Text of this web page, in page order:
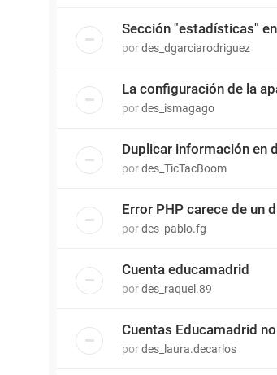
Sección "estadísticas"
pordes_dgarciarodriguez
La configuración de la
pordes_ismagago
Duplicar información en
pordes_TicTacBoom
Error PHP carece de un
pordes_pablo.fg
Cuenta educamadrid
pordes_raquel.89
Cuentas Educamadrid
pordes_laura.decarlos